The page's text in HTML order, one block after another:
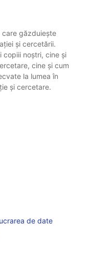
care găzduiește
și cercetării.
copiii noștri, cine și
cine și cum
la lumea în
și cercetare.
de date